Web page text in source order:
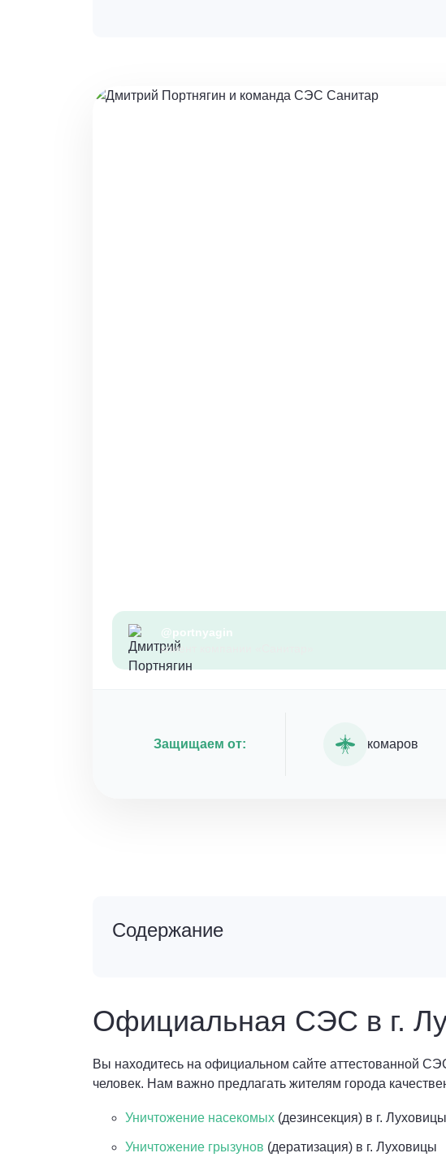
@portnyagin
клиент компании «Санитар»
Защищаем от: комаров
Содержание
Официальная СЭС в г.
Вы находитесь на официальном сайте аттестованной
человек. Нам важно предлагать жителям города
Уничтожение насекомых (дезинсекция) в г. Луховицы
Уничтожение грызунов (дератизация) в г. Луховицы